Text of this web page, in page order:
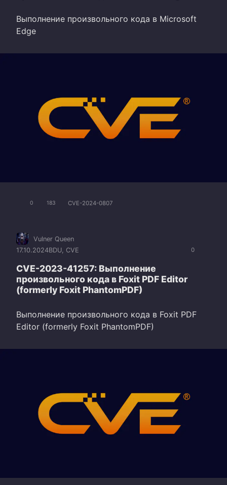
Выполнение произвольного кода в Microsoft
Edge
0 183 CVE-2024-0807
0
Vulner Queen
17.10.2024BDU CVE
CVE-2023-41257: Выполнение
произвольного кода в Foxit PDF Editor
(formerly Foxit PhantomPDF)
Выполнение произвольного кода в Foxit PDF
Editor (formerly Foxit PhantomPDF)